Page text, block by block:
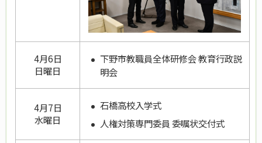
4月6日
日曜日
下野市教職員全体研修会 教育行政説
明会
4月7日
水曜日
石橋高校入学式
人権対策専門委員 委嘱状交付式